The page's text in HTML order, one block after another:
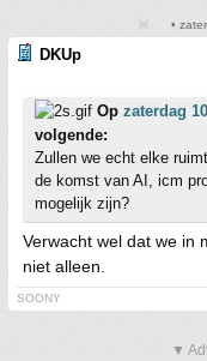
•
DKUp
Op zaterdag
volgende:
Zullen we echt elke
de komst van AI, icm
mogelijk zijn?
Verwacht wel dat we in
niet alleen.
SOONY
▼